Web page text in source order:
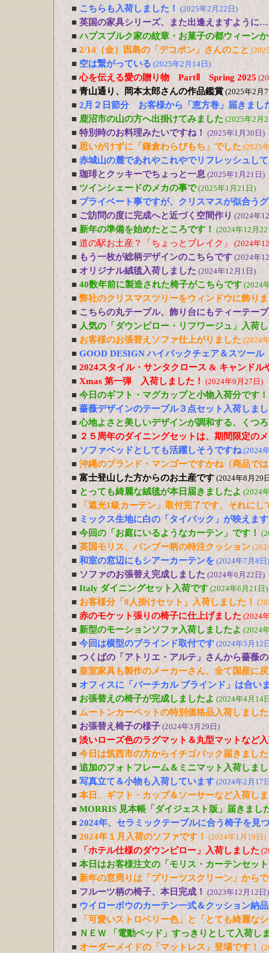
■ こちらも入荷しました！ (2025年2月22日)
■ 英国の家具シリーズ、また出逢えますように…
■ ハプスブルク家の紋章・お菓子の都ウィーン
■ 2/14（金）因島の「デコポン」さんのこと
■ 空は繋がっている (2025年2月14日)
■ 心を伝える愛の贈り物 PartⅡ Spring 2025
■ 青山通り、岡本太郎さんの作品鑑賞 (2025年2月
■ 2月２日節分 お客様から「恵方巻」届きまし
■ 鹿沼市の山の方へ出掛けてみました (2025年2月
■ 特別時のお料理みたいですね！ (2025年1月30日)
■ 思いがけずに「鎌倉わらびもち」でした (2025
■ 赤城山の麓であれやこれやでリフレッシュし
■ 珈琲とクッキーでちょっと一息 (2025年1月21日)
■ ツインシェードのメカの事で(2025年1月21日)
■ プライベート事ですが、クリスマスが似合う
■ ご訪問の度に完成へと近づく空間作り (2024年
■ 新年の準備を始めたところです！ (2024年12月
■ 道の駅お土産？「ちょっとブレイク」 (2024年
■ もう一枚が総柄デザインのこちらです (2024年
■ オリジナル絨毯入荷しました (2024年12月1日)
■ 40数年前に製造された椅子がこちらです (2024
■ 弊社のクリスマスツリーをウィンドウに飾り
■ こちらの丸テーブル、飾り台にもティーテー
■ 人気の「ダウンピロー・リフワージュ」入荷
■ お客様のお張替えソファ仕上がりました (2024
■ GOOD DESIGN ハイバックチェア＆スツー
■ 2024スタイル・サンタクロース & キャンドル
■ Xmas 第一弾 入荷しました！ (2024年9月27日)
■ 今日のギフト・マグカップと小物入荷分です！
■ 薔薇デザインのテーブル３点セット入荷しま
■ 心地よさと美しいデザインが調和する、くつ
■ ２５周年のダイニングセットは、期間限定の
■ ソファベッドとしても活躍しそうですね(2024
■ 沖縄のブランド・マンゴーですかね（商品で
■ 富士登山した方からのお土産です (2024年8月29
■ とっても綺麗な絨毯が本日届きましたよ (2024
■
「遮光1級カーテン」取付完了です、それに
■ ミックス生地に白の「タイバック」が映えま
■ 今回の「お庭にいるようなカーテン」です！
■ 英国モリス、バンブー柄の特注クッション
■ 和室の窓辺にもシアーカーテンを (2024年7月8日)
■ ソファのお張替え完成しました (2024年6月22日)
■ Italy ダイニングセット入荷です (2024年6月21日)
■ お客様分「8人掛けセット」入荷しました！
■ 赤のモケット張りの椅子に仕上げました (2024
■ 新型のモーションソファ入荷しましたよ (2024
■ 今回は横型のブラインド取付です (2024年5月12
■ つくばの「アトリエ・アルテ」さんから薔薇
■ 皇室家具も製作のメーカーさん、全て国産に
■ オフィスに「バーチカル ブラインド」は合い
■ お張替えの椅子が完成しましたよ (2024年4月14
■ ムートンカーペットの特別価格品入荷しました
■ お張替え椅子の様子 (2024年3月29日)
■ 淡いローズ色のラグマット＆丸型マットなど
■ 今日は筑西市の方からイチゴパック届きました
■ 追加のフォトフレーム＆ミニマット入荷しま
■ 写真立て＆小物も入荷しています (2024年2月17
■ 本日、ギフト・カップ＆ソーサーなど入荷し
■ MORRIS 見本帳「ダイジェスト版」届きまし
■ 2024年、セラミックテーブルに合う椅子を見
■ 2024年１月入荷のソファです！ (2024年1月19日)
■ 「ホテル仕様のダウンピロー」入荷しました
■ 本日はお客様注文の「モリス・カーテンセッ
■ 新年の窓周りは「プリーツスクリーン」から
■ フルーツ柄の椅子、本日完成！ (2023年12月12日)
■ ウイローボウのカーテン一式＆クッション納
■
「可愛いストロベリー色」と「とても綺麗な
■ ＮＥＷ 「電動ベッド」すっきりとして入荷し
■ オーダーメイドの「マットレス」登場です！